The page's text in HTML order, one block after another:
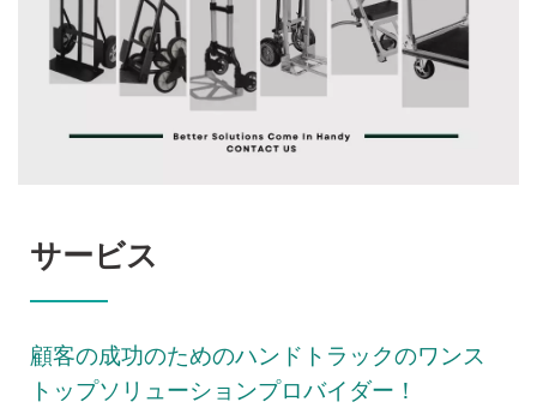
サービス
顧客の成功のためのハンドトラックのワンス
トップソリューションプロバイダー！